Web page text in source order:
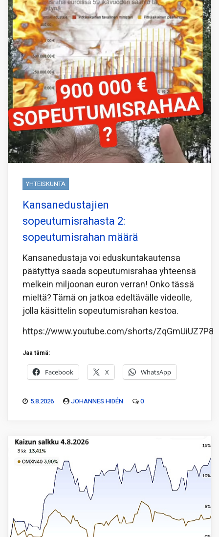
YHTEISKUNTA
Kansanedustajien
sopeutumisrahasta 2:
sopeutumisrahan määrä
Kansanedustaja voi eduskuntakautensa
päätyttyä saada sopeutumisrahaa yhteensä
melkein miljoonan euron verran! Onko tässä
mieltä? Tämä on jatkoa edeltävälle videolle,
jolla käsittelin sopeutumisrahan kestoa.
https://www.youtube.com/shorts/ZqGmUiUZ7P8
Jaa tämä:
Facebook X WhatsApp
5.8.2026 JOHANNES HIDÉN 0